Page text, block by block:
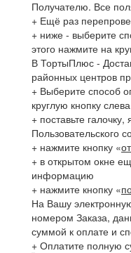
Получателю. Все
+ Ещё раз
+ ниже - выберите
этого нажмите на
В ТортыПлюс -
районных центров
+ Выберите способ
круглую кнопку
+ поставьте
Пользовательского
+ нажмите кнопку «
+ в открытом окне
информацию
+ нажмите кнопку «
На Вашу
номером Заказа,
суммой к оплате и
+ Оплатите полную